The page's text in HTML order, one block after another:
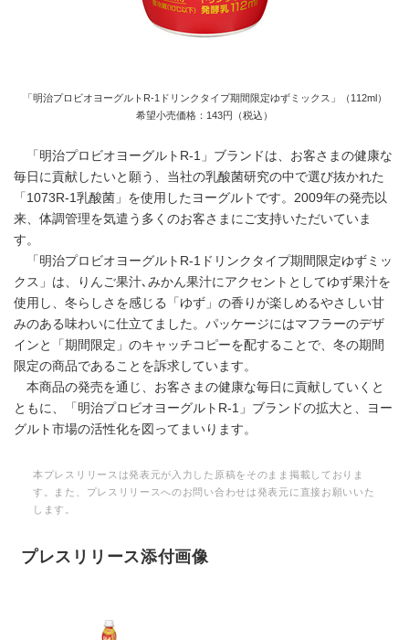
「明治プロビオヨーグルトR-1ドリンクタイプ期間限定ゆずミックス」（112ml）
希望小売価格：143円（税込）
「明治プロビオヨーグルトR-1」ブランドは、お客さまの健康な
毎日に貢献したいと願う、当社の乳酸菌研究の中で選び抜かれた
「1073R-1乳酸菌」を使用したヨーグルトです。2009年の発売以
来、体調管理を気遣う多くのお客さまにご支持いただいていま
す。
「明治プロビオヨーグルトR-1ドリンクタイプ期間限定ゆずミッ
クス」は、りんご果汁､みかん果汁にアクセントとしてゆず果汁を
使用し、冬らしさを感じる「ゆず」の香りが楽しめるやさしい甘
みのある味わいに仕立てました。パッケージにはマフラーのデザ
インと「期間限定」のキャッチコピーを配することで、冬の期間
限定の商品であることを訴求しています。
本商品の発売を通じ、お客さまの健康な毎日に貢献していくと
ともに、「明治プロビオヨーグルトR-1」ブランドの拡大と、ヨー
グルト市場の活性化を図ってまいります。
本プレスリリースは発表元が入力した原稿をそのまま掲載しておりま
す。また、プレスリリースへのお問い合わせは発表元に直接お願いいた
します。
プレスリリース添付画像